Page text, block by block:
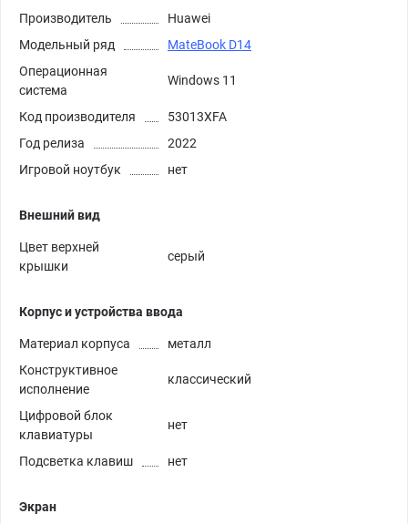
Производитель
Huawei
Модельный ряд
MateBook D14
Операционная
система
Windows 11
Код производителя
53013XFA
Год релиза
2022
Игровой ноутбук
нет
Внешний вид
Цвет верхней
крышки
серый
Корпус и устройства ввода
Материал корпуса
металл
Конструктивное
исполнение
классический
Цифровой блок
клавиатуры
нет
Подсветка клавиш нет
Экран